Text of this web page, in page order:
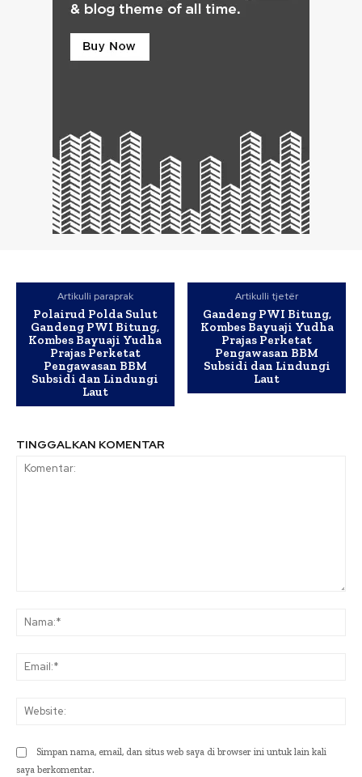
Artikulli paraprak
Polairud Polda Sulut
Gandeng PWI Bitung,
Kombes Bayuaji Yudha
Prajas Perketat
Pengawasan BBM
Subsidi dan Lindungi
Laut
Artikulli tjetër
Gandeng PWI Bitung,
Kombes Bayuaji Yudha
Prajas Perketat
Pengawasan BBM
Subsidi dan Lindungi
Laut
TINGGALKAN KOMENTAR
Simpan nama, email, dan situs web saya di browser ini untuk lain kali
saya berkomentar.